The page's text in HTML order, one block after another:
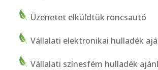
Üzenetet elküldtük roncsautó
Vállalati elektronikai hulladék
Vállalati színesfém hulladék